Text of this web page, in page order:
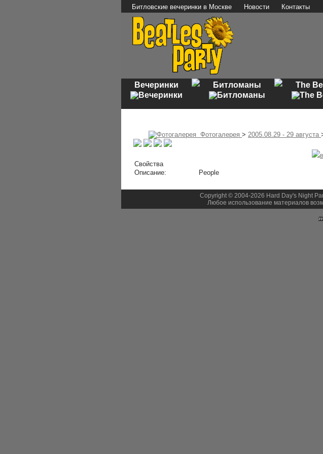
Битловские вечеринки в Москве Новости Контакты
Вечеринки Битломаны The
Фотогалерея > 2005.08.29 - 29 августа
Свойства
Описание:
People
Copyright © 2004-2026 Hard Day's Night
Любое использование материалов